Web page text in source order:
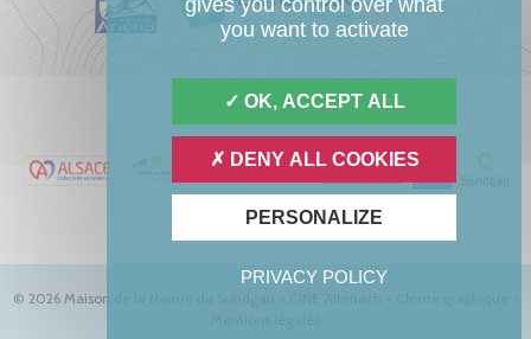
© 2026 Maison de la Nature du Sundgau - CINE Altenach -
gives you control over what
you want to activate
OK, ACCEPT ALL
DENY ALL COOKIES
PERSONALIZE
PRIVACY POLICY